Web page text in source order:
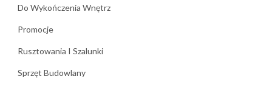
Do Wykończenia Wnętrz
Promocje
Rusztowania I Szalunki
Sprzęt Budowlany